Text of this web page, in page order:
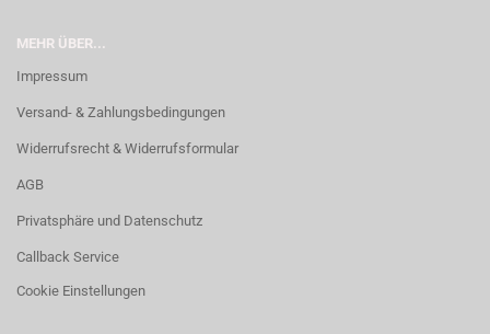
MEHR ÜBER...
Impressum
Versand- & Zahlungsbedingungen
Widerrufsrecht & Widerrufsformular
AGB
Privatsphäre und Datenschutz
Callback Service
Cookie Einstellungen